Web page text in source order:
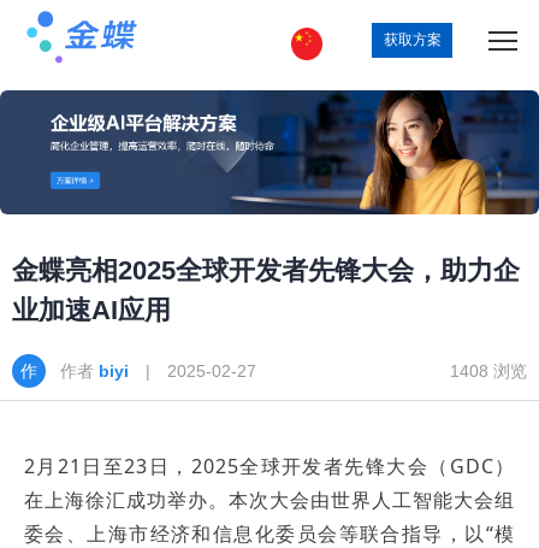
获取方案
金蝶亮相2025全球开发者先锋大会，助力企
业加速AI应用
作者 biyi | 2025-02-27 1408 浏览
2月21日至23日，2025全球开发者先锋大会（GDC）
在上海徐汇成功举办。本次大会由世界人工智能大会组
委会、上海市经济和信息化委员会等联合指导，以“模